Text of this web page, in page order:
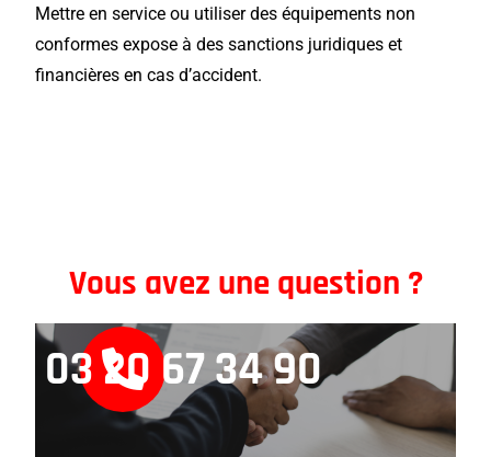
Mettre en service ou utiliser des équipements non
conformes expose à des sanctions juridiques et
financières en cas d’accident.
Vous avez une question ?
03 20 67 34 90